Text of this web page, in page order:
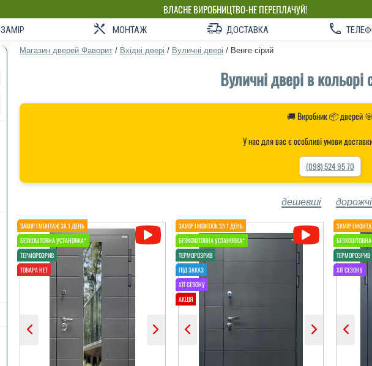
ВЛАСНЕ ВИРОБНИЦТВО-НЕ ПЕРЕПЛАЧУЙ!
ЗАМІР МОНТАЖ ДОСТАВКА
Магазин дверей Фаворит / Вхідні двері / Вуличні двері / Венге сірий
Вуличні двері в кольорі
🚚 Виробник 📦 дверей
У нас для вас є особливі умови
(098) 524 95 70
дешевші дорожчі